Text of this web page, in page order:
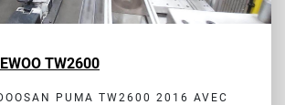
TW2600
PUMA TW2600 2016 AVEC